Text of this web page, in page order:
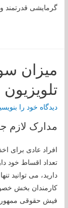
گرمایشی قدرتمند
میزان
دیدگاه‌ خود را
مدارک لازم
افراد عادی برای
تعداد اقساط خود
دارید، می توانید
کارمندان بخش
فیش حقوقی ممهور